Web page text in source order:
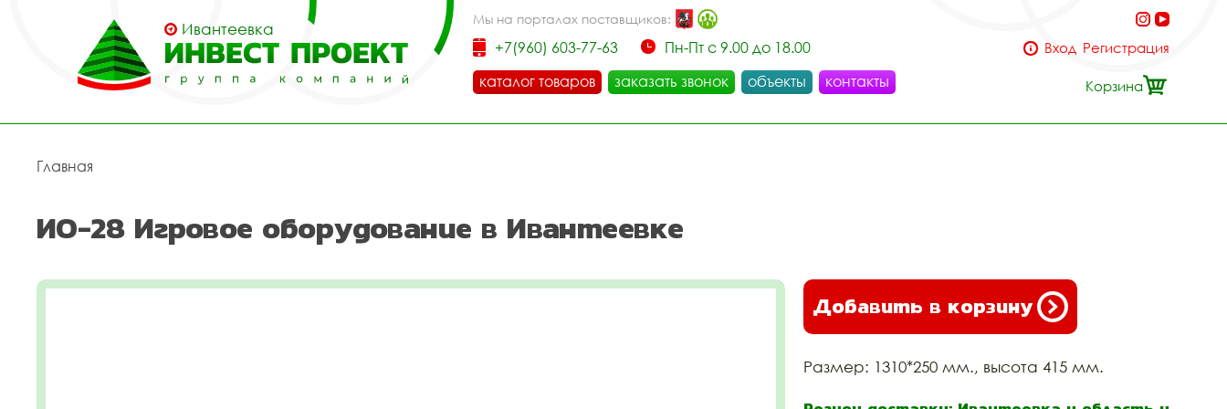
Ивантеевка
Мы на порталах поставщиков:
+7(960) 603-77-63
Пн-Пт с 9.00 до 18.00
каталог товаров
заказать звонок объекты контакты
Вход Регистрация
Корзина
Главная
ИО-28 Игровое оборудование в Ивантеевке
Добавить в корзину
Размер: 1310*250 мм., высота 415 мм.